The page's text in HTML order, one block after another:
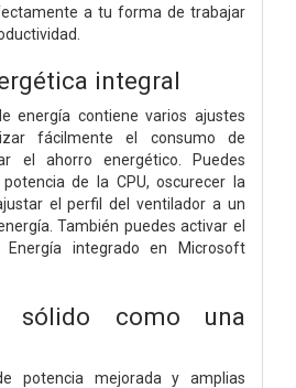
a tu forma de trabajar
integral
energía contiene varios ajustes
fácilmente el consumo de
el ahorro energético. Puedes
de la CPU, oscurecer la
el perfil del ventilador a un
También puedes activar el
integrado en Microsoft
sólido como una
potencia mejorada y amplias